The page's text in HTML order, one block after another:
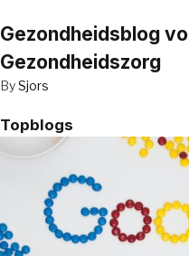
Gezondheidsblog
Gezondheidszorg
BySjors
Topblogs